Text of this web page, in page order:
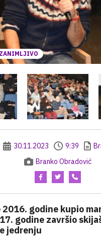
ZANIMLJIVO
30.11.2023 9:39
Branko Obradović
godine kupio
godine završio
jedrenju